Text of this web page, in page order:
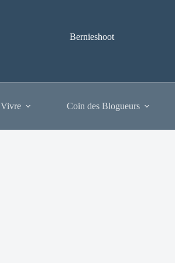
Bernieshoot
Coin des Blogueurs